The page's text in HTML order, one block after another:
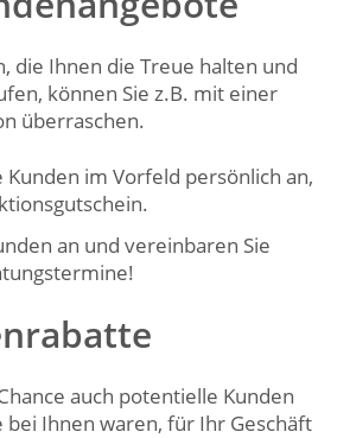
die Ihnen die Treue halten und
können Sie z.B. mit einer
überraschen.
Kunden im Vorfeld persönlich an,
an und vereinbaren Sie
auch potentielle Kunden
bei Ihnen waren, für Ihr Geschäft